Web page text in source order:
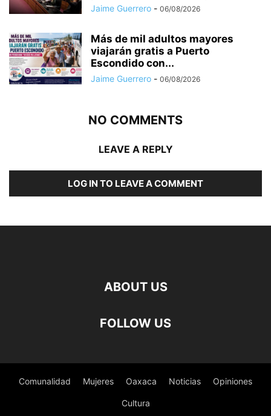
Jaime Guerrero - 06/08/2026
Más de mil adultos mayores
viajarán gratis a Puerto
Escondido con...
Jaime Guerrero - 06/08/2026
NO COMMENTS
LEAVE A REPLY
LOG IN TO LEAVE A COMMENT
ABOUT US
FOLLOW US
Comunalidad Mujeres Oaxaca Noticias Opiniones
Cultura